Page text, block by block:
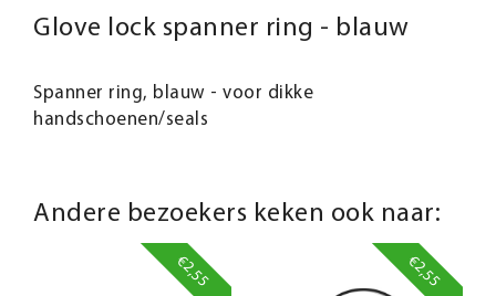
Glove lock spanner ring - blauw
Spanner ring, blauw - voor dikke
handschoenen/seals
Andere bezoekers keken ook naar:
€2,55 €2,55